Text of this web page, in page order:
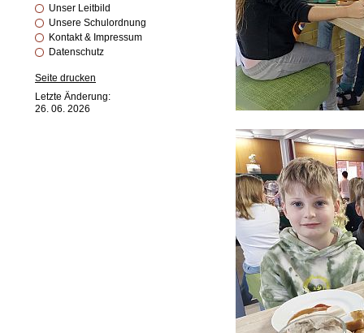
Unser Leitbild
Unsere Schulordnung
Kontakt & Impressum
Datenschutz
Seite drucken
Letzte Änderung:
26. 06. 2026